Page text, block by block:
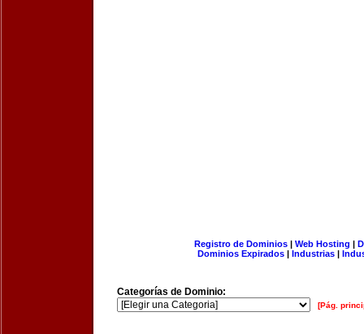
Registro de Dominios| Web Hosting |
Dominios Expirados | Industrias |
Categorías de Dominio:
[Pág.